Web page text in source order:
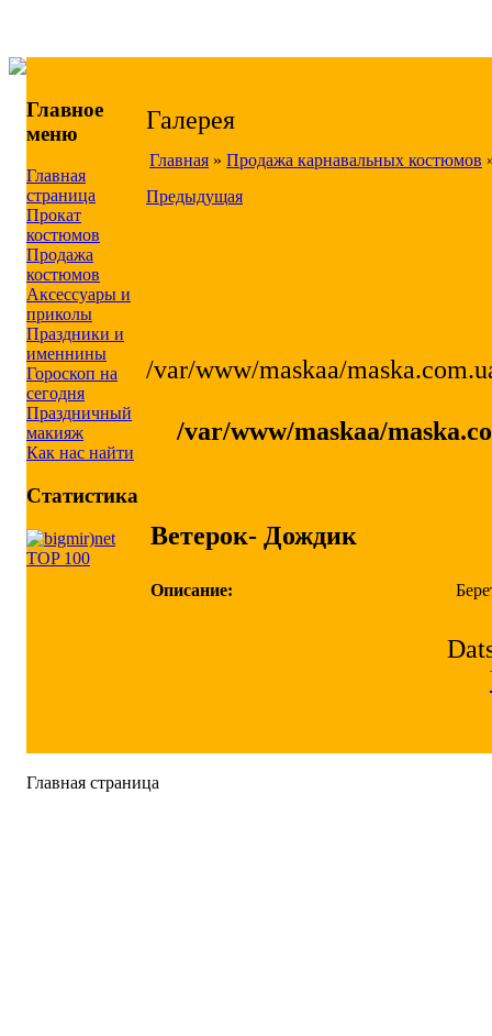
Главное
меню
Главная
страница
Прокат
костюмов
Продажа
костюмов
Аксессуары и
приколы
Праздники и
именнины
Гороскоп на
сегодня
Праздничный
макияж
Как нас найти
Статистика
Галерея
Главная » Продажа карнавальных костюмов
Предыдущая
/var/www/maskaa/
/var/www/maskaa/
Ветерок- Дождик
Описание:
Главная страница